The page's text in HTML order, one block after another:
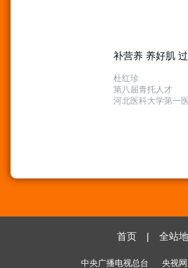
补营养 养好肌
杜红珍
第八届青托人才
河北医科大学第一
首页 | 全站
中央广播电视总台 央视网